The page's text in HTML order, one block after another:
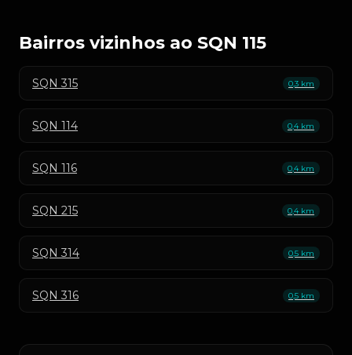
Bairros vizinhos ao SQN 115
SQN 315 0,3 km
SQN 114 0,4 km
SQN 116 0,4 km
SQN 215 0,4 km
SQN 314 0,5 km
SQN 316 0,5 km